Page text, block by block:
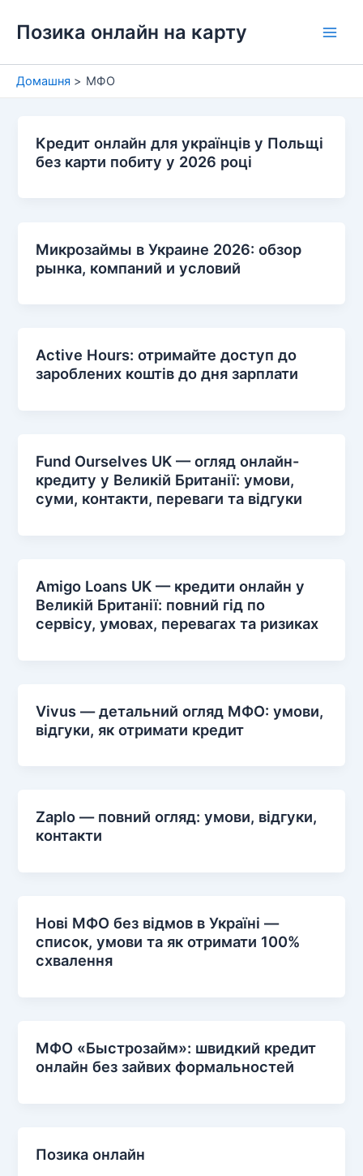
Позика онлайн на карту
Домашня МФО
Кредит онлайн для українців у Польщі
без карти побиту у 2026 році
Микрозаймы в Украине 2026: обзор
рынка, компаний и условий
Active Hours: отримайте доступ до
зароблених коштів до дня зарплати
Fund Ourselves UK — огляд онлайн-
кредиту у Великій Британії: умови,
суми, контакти, переваги та відгуки
Amigo Loans UK — кредити онлайн у
Великій Британії: повний гід по
сервісу, умовах, перевагах та ризиках
Vivus — детальний огляд МФО: умови,
відгуки, як отримати кредит
Zaplo — повний огляд: умови, відгуки,
контакти
Нові МФО без відмов в Україні —
список, умови та як отримати 100%
схвалення
МФО «Быстрозайм»: швидкий кредит
онлайн без зайвих формальностей
Позика онлайн